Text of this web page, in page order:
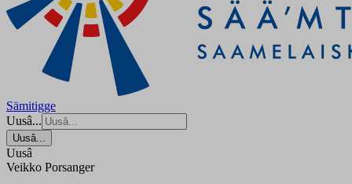
Sämitigge
Uusâ...
Uusâ...
Uusâ
Veikko Porsanger